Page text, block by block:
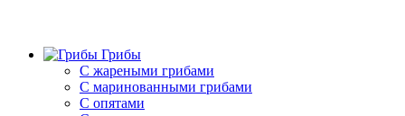
Грибы
C жареными грибами
C маринованными грибами
C опятами